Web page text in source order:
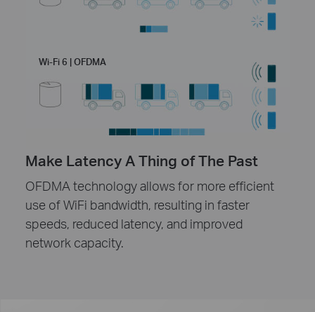
Wi-Fi 6 | OFDMA
Make Latency A Thing of The Past
OFDMA technology allows for more efficient
use of WiFi bandwidth, resulting in faster
speeds, reduced latency, and improved
network capacity.